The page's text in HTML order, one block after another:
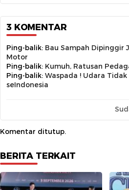
3 KOMENTAR
Ping-balik: Bau Sampah Dipinggir
Motor
Ping-balik: Kumuh, Ratusan
Ping-balik: Waspada ! Udara
seIndonesia
Komentar ditutup.
BERITA TERKAIT